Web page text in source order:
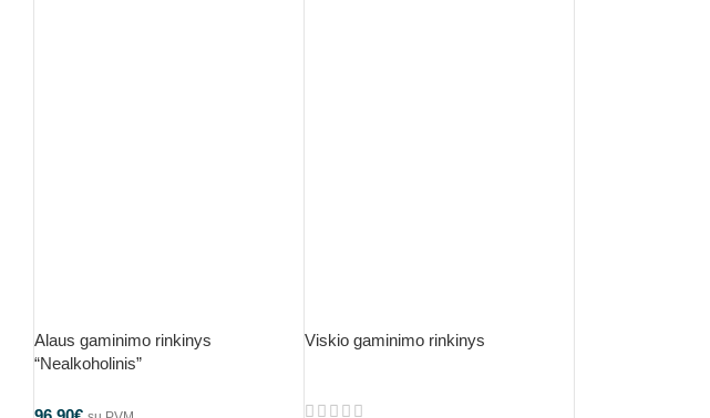
Alaus gaminimo rinkinys
“Nealkoholinis”
Viskio gaminimo rinkinys